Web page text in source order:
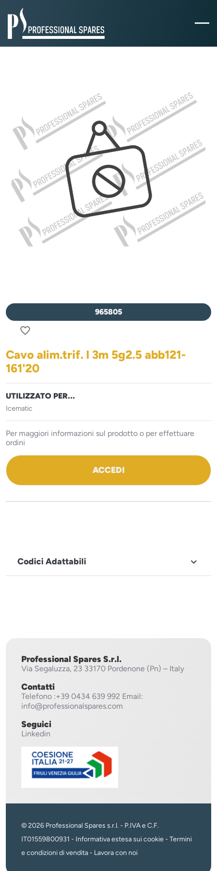
965805
favorite_border
Cavo alim.trif. l 3m 5g2.5 abb121-
161'20
UTILIZZATO PER...
Icematic
Per maggiori informazioni sul prodotto o per effettuare
ordini
ACCEDI
Codici Adattabili 
Professional Spares S.r.l.
Via Segaluzza, 23 33170 Pordenone (Pn) – Italy
Contatti
Telefono :+39 0434 639 992 Email:
info@professionalspares.com
Seguici
Linkedin
© 2026 Professional Spares s.r.l. - P.IVA e C.F.
IT01559800931 - Informativa estesa sui cookie - Termini
e condizioni di vendita- Lavora con noi